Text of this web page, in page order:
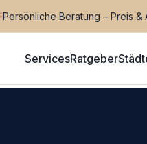
Persönliche Beratung – Preis
ServicesRatgeber